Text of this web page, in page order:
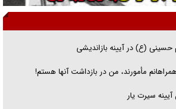
جنگ رمضان/ خواهرم فرمانده جهادی و
(ع) در آیینه بازاندیشی
مأمورند، من در بازداشت آنها هستم!
سیرت یار